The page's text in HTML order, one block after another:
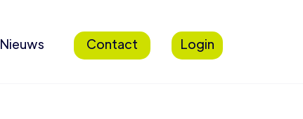
Nieuws Contact Login